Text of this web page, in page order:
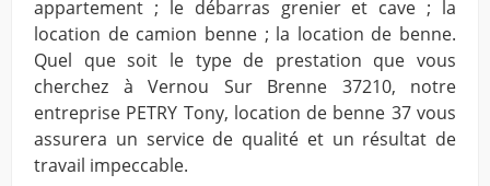
appartement ; le débarras grenier et cave ; la
location de camion benne ; la location de benne.
Quel que soit le type de prestation que vous
cherchez à Vernou Sur Brenne 37210, notre
entreprise PETRY Tony, location de benne 37 vous
assurera un service de qualité et un résultat de
travail impeccable.